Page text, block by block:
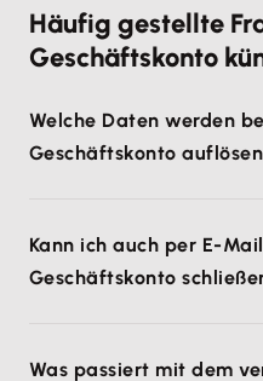
Häufig gestellte
Geschäftskonto
Welche Daten werden
Geschäftskonto
schriftlich bei der Bank
Kündigungsschreiben
Name und
Kann ich auch per E-
Geschäftskonto
schriftlich erfolgen. Ob
Was passiert mit dem